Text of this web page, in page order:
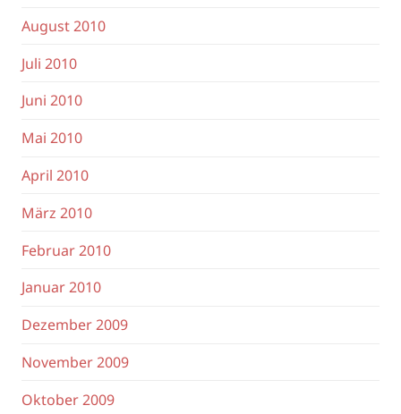
August 2010
Juli 2010
Juni 2010
Mai 2010
April 2010
März 2010
Februar 2010
Januar 2010
Dezember 2009
November 2009
Oktober 2009